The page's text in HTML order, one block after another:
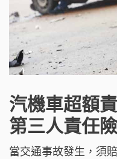
汽機車超額
第三人責任
當交通事故發生，須